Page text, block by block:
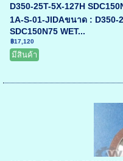
D350-25T-5X-127H
1A-S-01-JIDAขนาด : D350-
SDC150N75 WET...
฿17,120
มีสินค้า